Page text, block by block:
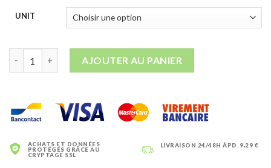
UNIT
AJOUTER AU PANIER
ACHATS ET DONNÉES
PROTÉGÉS GRÂCE AU
CRYPTAGE SSL
LIVRAISON 24/48H ÀPD. 9,29 €